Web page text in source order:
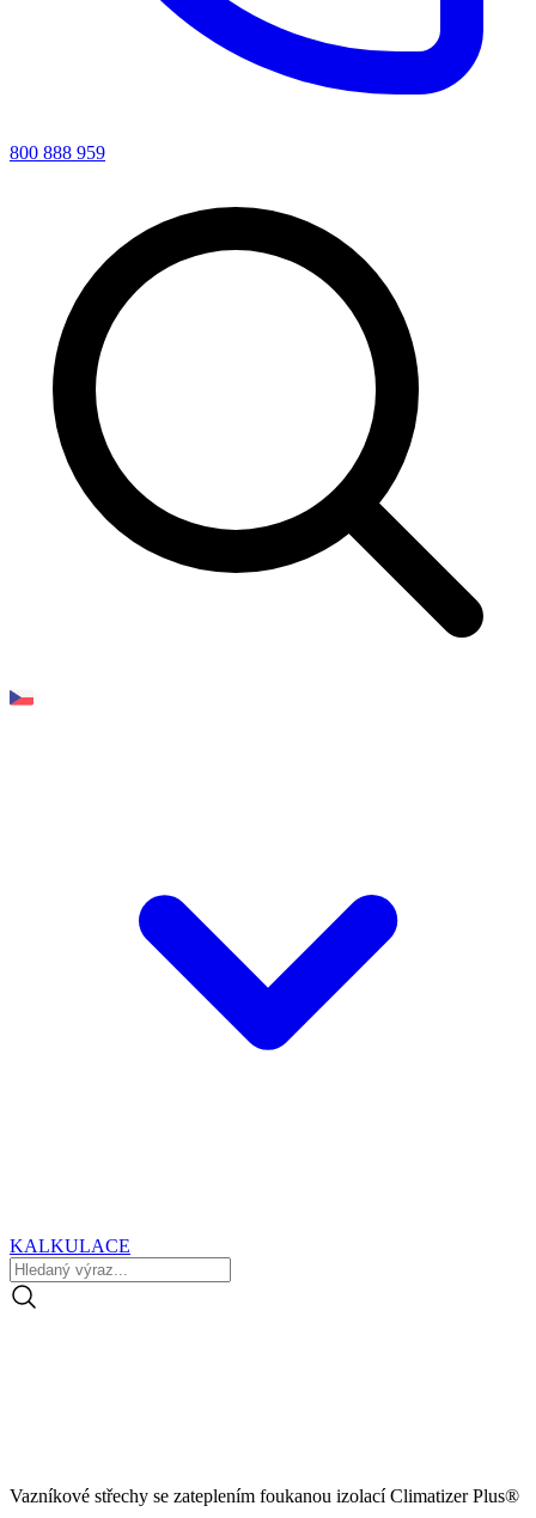
800 888 959
KALKULACE
Vazníkové střechy se zateplením foukanou izolací Climatizer Plus®